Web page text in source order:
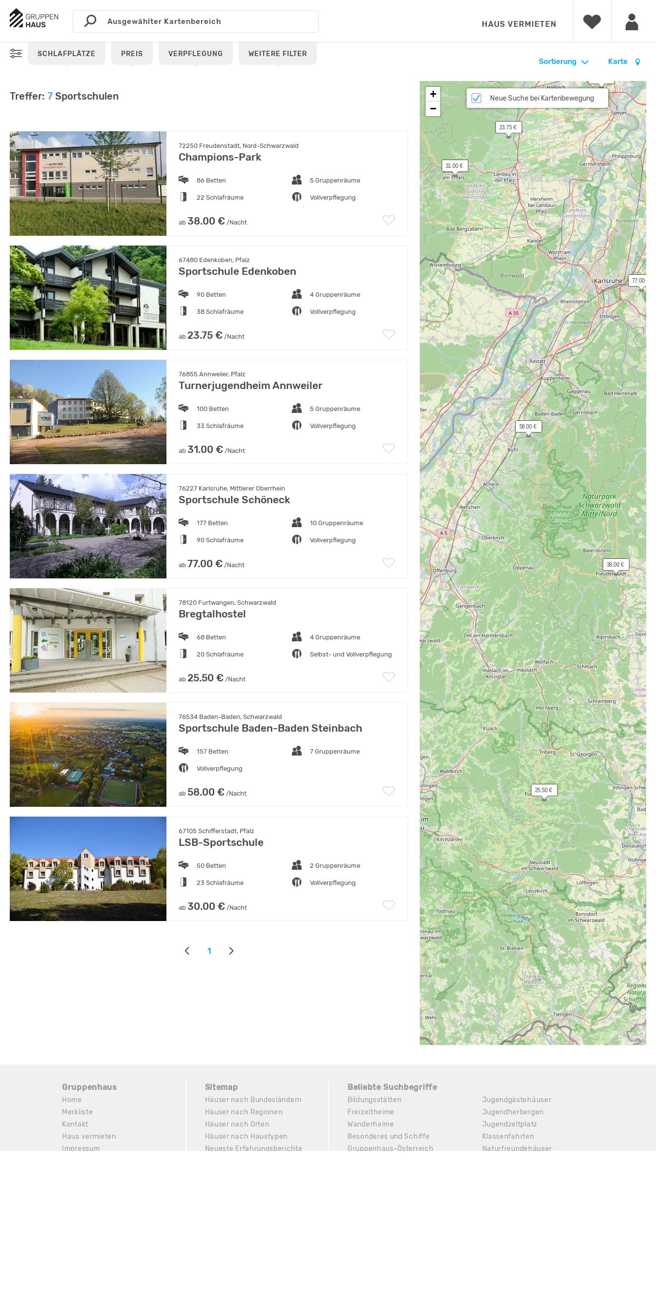
HAUS VERMIETEN
SCHLAFPLÄTZE PREIS VERPFLEGUNG WEITERE FILTER
Karte
Sortierung
Treffer: 7 Sportschulen
72250 Freudenstadt, Nord-Schwarzwald
Champions-Park
86 Betten 5 Gruppenräume
22 Schlafräume Vollverpflegung
ab 38.00 € /Nacht
67480 Edenkoben, Pfalz
Sportschule Edenkoben
90 Betten 4 Gruppenräume
38 Schlafräume Vollverpflegung
ab 23.75 € /Nacht
76855 Annweiler, Pfalz
Turnerjugendheim Annweiler
100 Betten 5 Gruppenräume
33 Schlafräume Vollverpflegung
ab 31.00 € /Nacht
76227 Karlsruhe, Mittlerer Oberrhein
Sportschule Schöneck
177 Betten 10 Gruppenräume
90 Schlafräume Vollverpflegung
ab 77.00 € /Nacht
78120 Furtwangen, Schwarzwald
Bregtalhostel
68 Betten 4 Gruppenräume
20 Schlafräume Selbst- und Vollverpflegung
ab 25.50 € /Nacht
76534 Baden-Baden, Schwarzwald
Sportschule Baden-Baden Steinbach
157 Betten 7 Gruppenräume
Vollverpflegung
ab 58.00 € /Nacht
67105 Schifferstadt, Pfalz
LSB-Sportschule
50 Betten 2 Gruppenräume
23 Schlafräume Vollverpflegung
ab 30.00 € /Nacht
1
38.00 €
23.75 €
31.00 €
77.00 €
25.50 €
58.00 €
+
−
Neue Suche bei Kartenbewegung
Gruppenhaus
Home
Merkliste
Kontakt
Haus vermieten
Impressum
Sitemap
Häuser nach Bundesländern
Häuser nach Regionen
Häuser nach Orten
Häuser nach Haustypen
Neueste Erfahrungsberichte
Beliebte Suchbegriffe
Bildungsstätten
Freizeitheime
Wanderheime
Besonderes und Schiffe
Gruppenhaus-Österreich
Jugendgästehäuser
Jugendherbergen
Jugendzeltplatz
Klassenfahrten
Naturfreundehäuser